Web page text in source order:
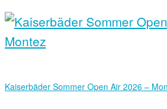
Kaiserbäder Sommer Open Air 2026 –